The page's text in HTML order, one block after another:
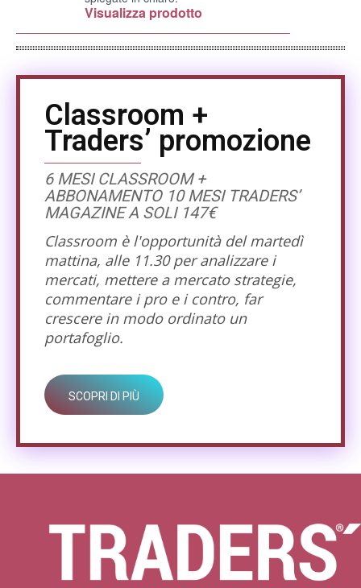
Visualizza prodotto
Classroom +
Traders’ promozione
6 MESI CLASSROOM +
ABBONAMENTO 10 MESI TRADERS’
MAGAZINE A SOLI 147€
Classroom è l'opportunità del martedì
mattina, alle 11.30 per analizzare i
mercati, mettere a mercato strategie,
commentare i pro e i contro, far
crescere in modo ordinato un
portafoglio.
SCOPRI DI PIÙ